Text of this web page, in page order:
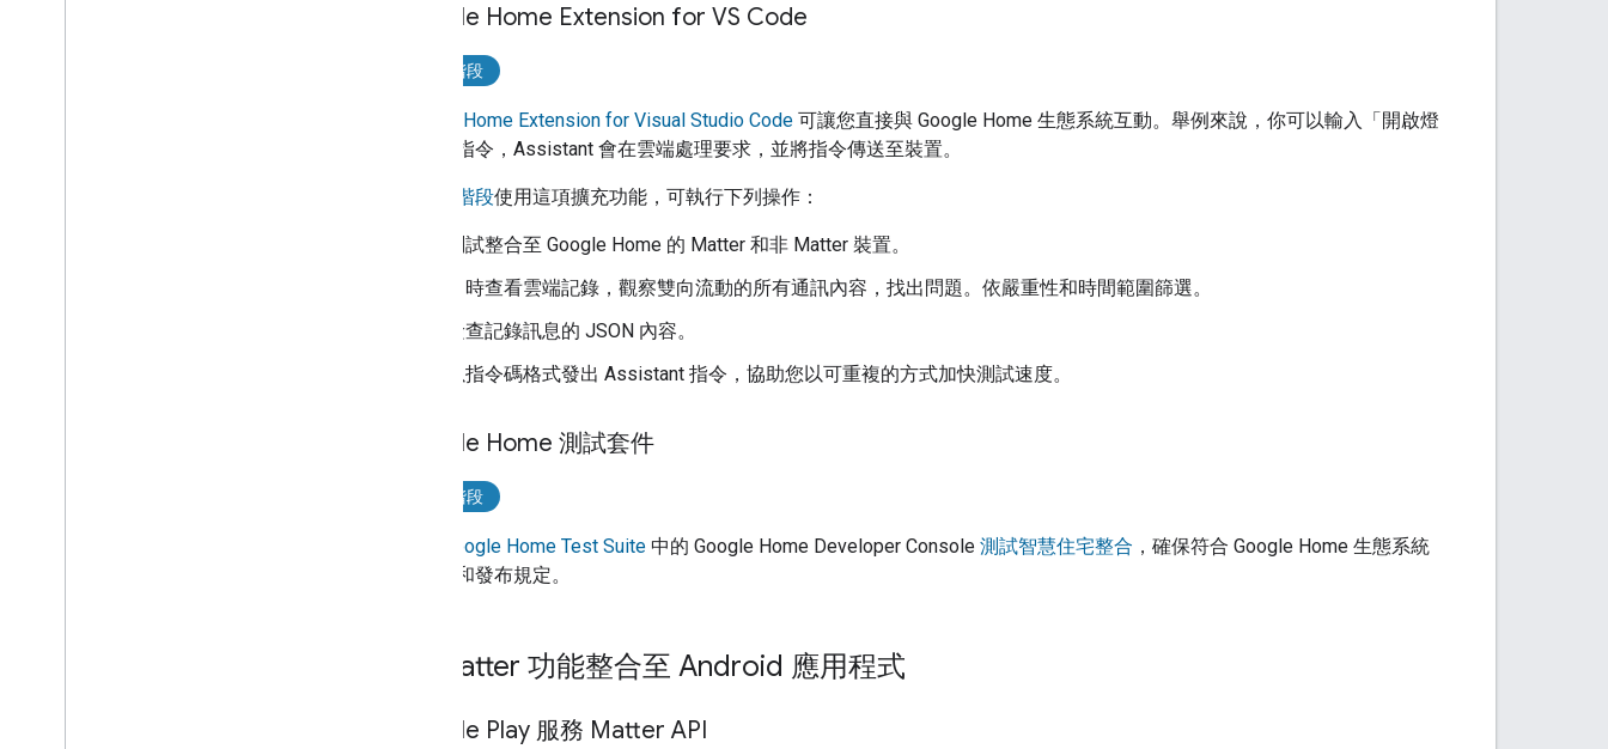
Google Home Extension for VS Code
開發階段
Google Home Extension for Visual Studio Code 可讓您直接與 Google Home 生態系統互動。舉例來說，你可以輸入「開啟燈
泡」等指令， Assistant 會在雲端處理要求，並將指令傳送至裝置。
開發階段使用這項擴充功能，可執行下列操作：
測試整合至 Google Home 的 Matter 和非 Matter 裝置。
即時查看雲端記錄，觀察雙向流動的所有通訊內容，找出問題。依嚴重性和時間範圍篩選。
檢查記錄訊息的 JSON 內容。
以指令碼格式發出 Assistant 指令，協助您以可重複的方式加快測試速度。
Google Home 測試套件
測試階段
Google Home Test Suite 中的 Google Home Developer Console 測試智慧住宅整合 ，確保符合 Google Home 生態系統
的認證和發布規定。
將 Matter 功能整合至 Android 應用程式
Google Play 服務 Matter API